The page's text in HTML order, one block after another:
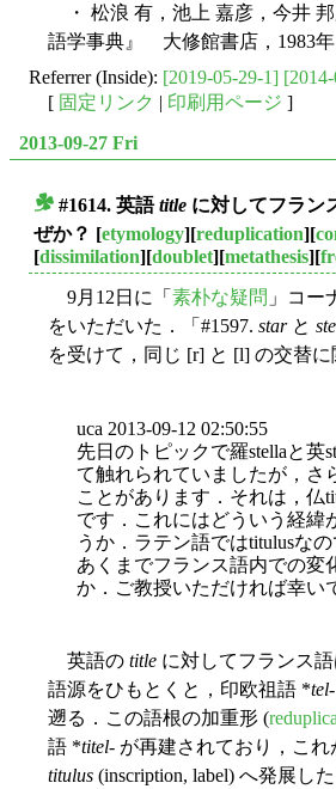
・ 松浪 有，池上 嘉彦，今井
語学事典』 大修館書店，1983年
Referrer (Inside): [2019-05-29-1]
[ 固定リンク | 印刷用ページ ]
2013-09-27 Fri
#1614. 英語title に対してフラン
ぜか？ [etymology][reduplication][
[dissimilation][doublet][metathesis][
9月12日に「 素朴な疑問 」コー
をいただいた．「#1597. starと
を受けて，同じ [r] と [l] の交替に
uca 2013-09-12 02:50:55
先日のトピックで羅stellaと英
て触れられていましたが，さ
ことがあります．それは，仏
です．これにはどういう経緯
うか．ラテン語ではtitulusな
あくまでフランス語内での変
か．ご教授いただければ幸い
英語の title に対してフランス
語源をひもとくと，印欧祖語 *tel
遡る．この語根の加重形 (
語 *titel- が再建されており，こ
titulus (inscription, label) へ発展し